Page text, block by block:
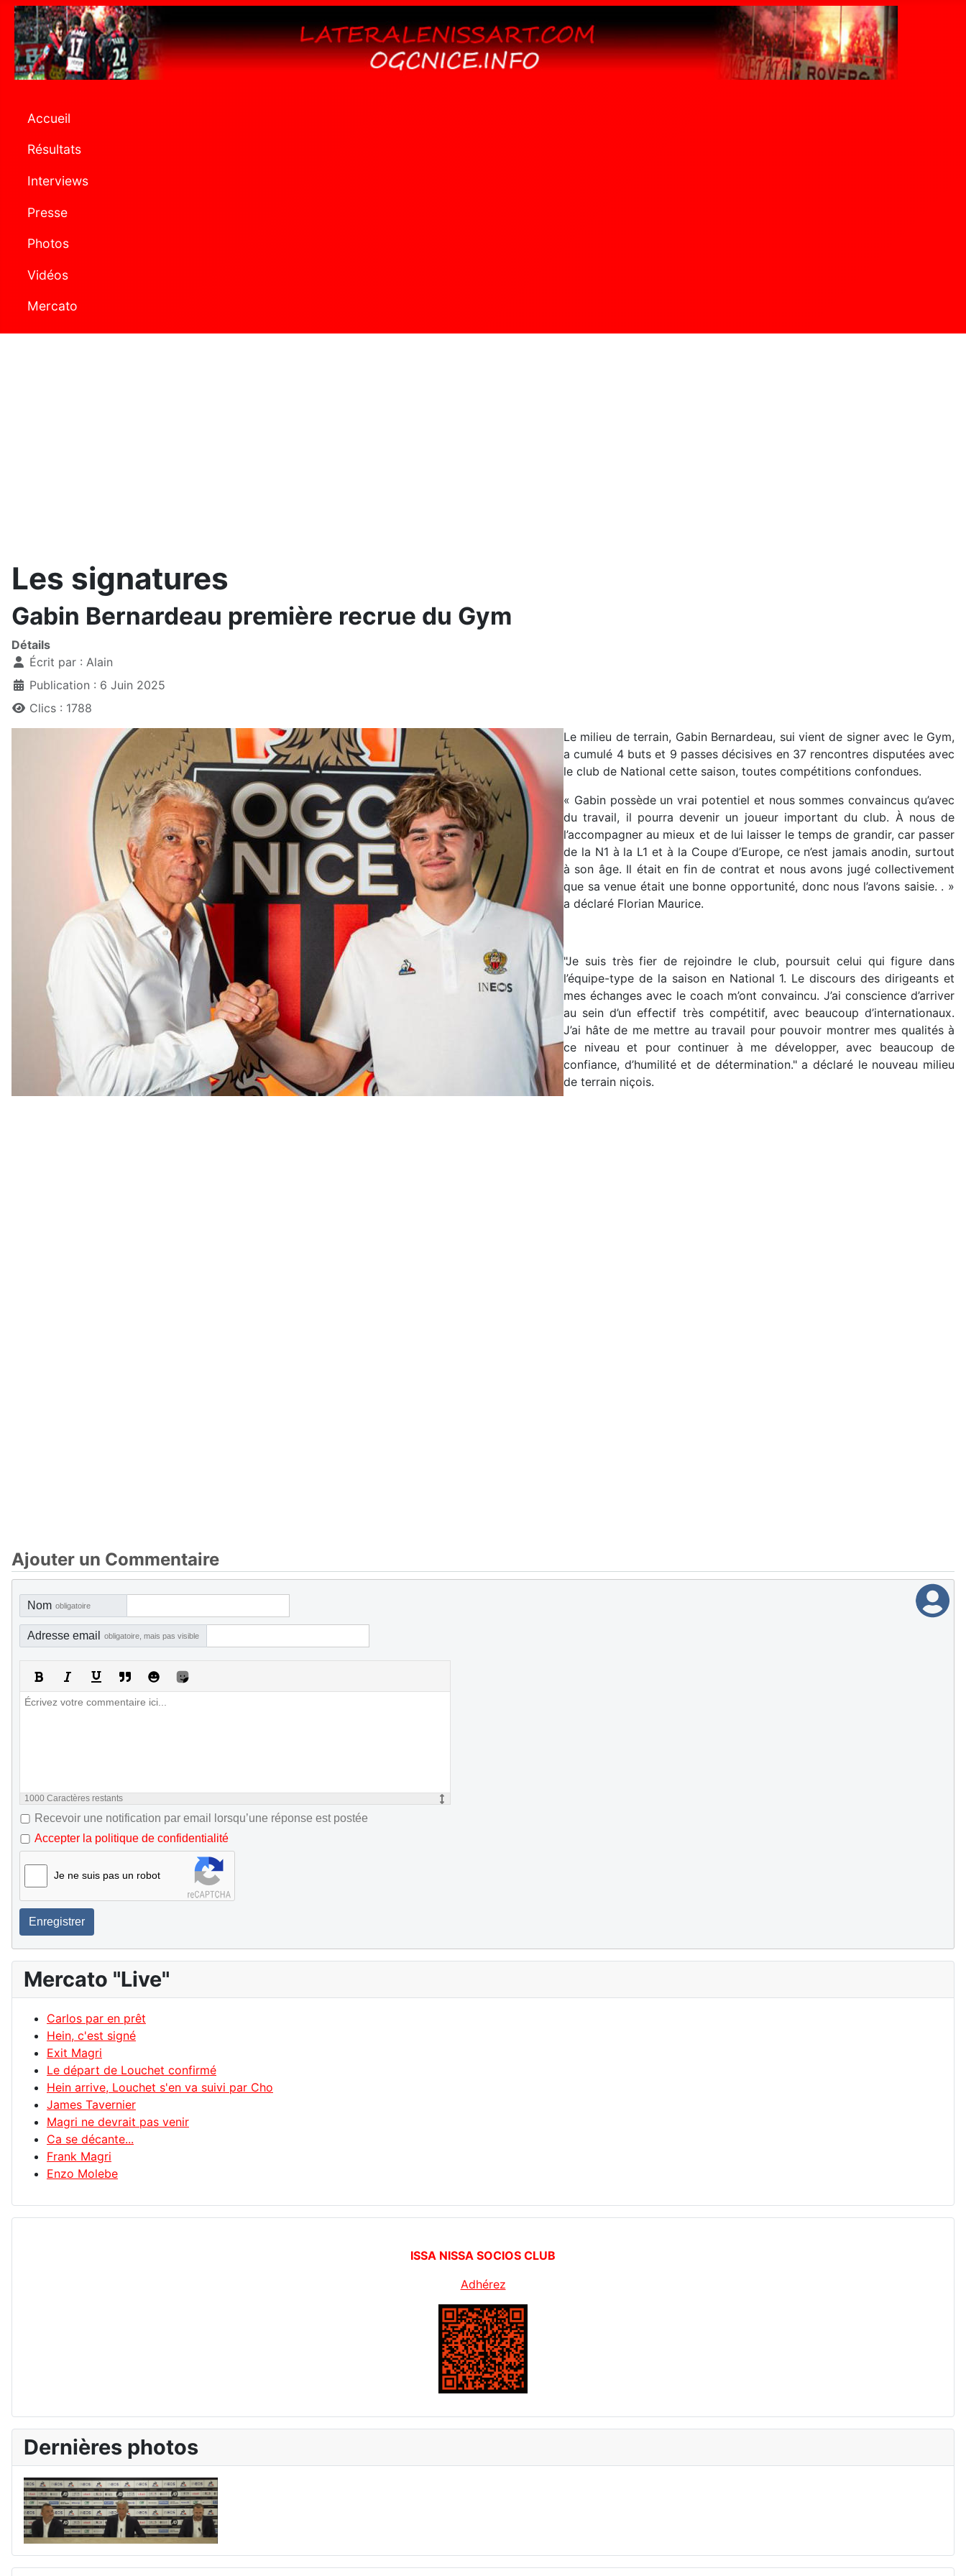
Accueil
Résultats
Interviews
Presse
Photos
Vidéos
Mercato
Les signatures
Gabin Bernardeau première recrue du Gym
Détails
Écrit par : Alain
Publication : 6 Juin 2025
Clics : 1788
Le milieu de terrain, Gabin Bernardeau, sui vient de signer avec le Gym,
a cumulé 4 buts et 9 passes décisives en 37 rencontres disputées avec
le club de National cette saison, toutes compétitions confondues.
« Gabin possède un vrai potentiel et nous sommes convaincus qu’avec
du travail, il pourra devenir un joueur important du club. À nous de
l’accompagner au mieux et de lui laisser le temps de grandir, car passer
de la N1 à la L1 et à la Coupe d’Europe, ce n’est jamais anodin, surtout
à son âge. Il était en fin de contrat et nous avons jugé collectivement
que sa venue était une bonne opportunité, donc nous l’avons saisie. . »
a déclaré Florian Maurice.
"Je suis très fier de rejoindre le club, poursuit celui qui figure dans
l’équipe-type de la saison en National 1. Le discours des dirigeants et
mes échanges avec le coach m’ont convaincu. J’ai conscience d’arriver
au sein d’un effectif très compétitif, avec beaucoup d’internationaux.
J’ai hâte de me mettre au travail pour pouvoir montrer mes qualités à
ce niveau et pour continuer à me développer, avec beaucoup de
confiance, d’humilité et de détermination." a déclaré le nouveau milieu
de terrain niçois.
Ajouter un Commentaire
Nom obligatoire
Adresse email obligatoire, mais pas visible
1000 Caractères restants
Recevoir une notification par email lorsqu’une réponse est postée
Accepter la politique de confidentialité
Je ne suis pas un robot
Enregistrer
Mercato "Live"
Carlos par en prêt
Hein, c'est signé
Exit Magri
Le départ de Louchet confirmé
Hein arrive, Louchet s'en va suivi par Cho
James Tavernier
Magri ne devrait pas venir
Ca se décante...
Frank Magri
Enzo Molebe
ISSA NISSA SOCIOS CLUB
Adhérez
Dernières photos